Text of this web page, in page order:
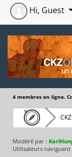
Hi, Guest
4 membres en ligne.
Modéré par :
Utilisateurs